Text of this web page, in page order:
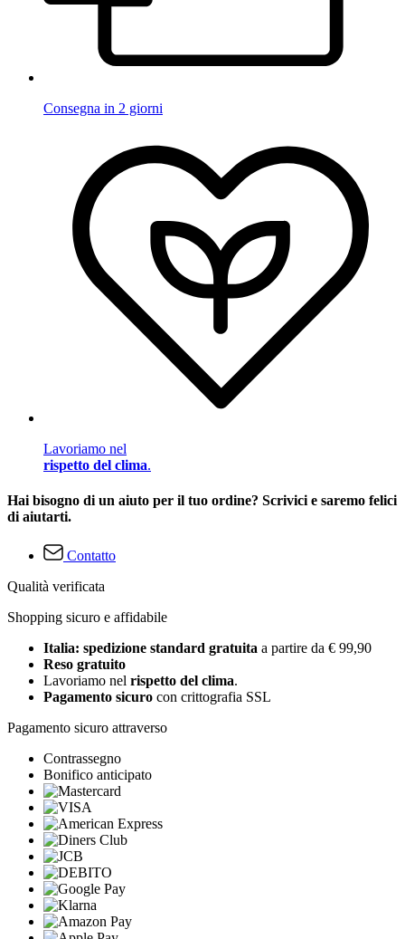
Consegna in 2 giorni
Lavoriamo nel
rispetto del clima.
Hai bisogno di un aiuto per il tuo ordine? Scrivici e saremo felici
di aiutarti.
Contatto
Qualità verificata
Shopping sicuro e affidabile
Italia: spedizione standard gratuita a partire da € 99,90
Reso gratuito
Lavoriamo nel rispetto del clima.
Pagamento sicuro con crittografia SSL
Pagamento sicuro attraverso
Contrassegno
Bonifico anticipato